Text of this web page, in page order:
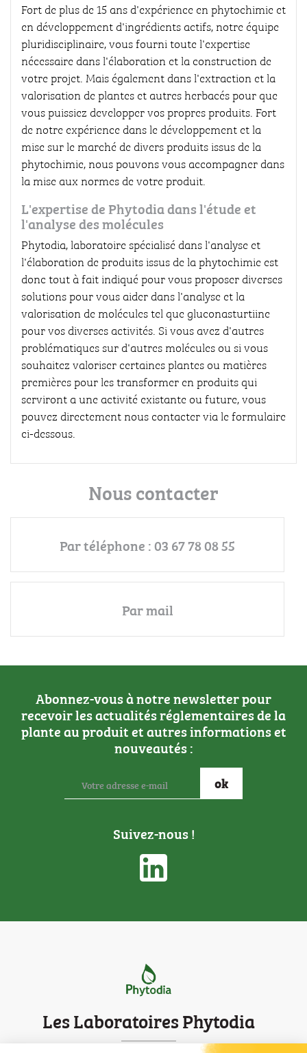
Fort de plus de 15 ans d'expérience en phytochimie et
en développement d'ingrédients actifs, notre équipe
pluridisciplinaire, vous fourni toute l'expertise
nécessaire dans l'élaboration et la construction de
votre projet. Mais également dans l'extraction et la
valorisation de plantes et autres herbacés pour que
vous puissiez developper vos propres produits. Fort
de notre expérience dans le développement et la
mise sur le marché de divers produits issus de la
phytochimie, nous pouvons vous accompagner dans
la mise aux normes de votre produit.
L'expertise de Phytodia dans l'étude et
l'analyse des molécules
Phytodia, laboratoire spécialisé dans l'analyse et
l'élaboration de produits issus de la phytochimie est
donc tout à fait indiqué pour vous proposer diverses
solutions pour vous aider dans l'analyse et la
valorisation de molécules tel que gluconasturtiine
pour vos diverses activités. Si vous avez d'autres
problématiques sur d'autres molécules ou si vous
souhaitez valoriser certaines plantes ou matières
premières pour les transformer en produits qui
serviront a une activité existante ou future, vous
pouvez directement nous contacter via le formulaire
ci-dessous.
Nous contacter
Par téléphone : 03 67 78 08 55
Par mail
Abonnez-vous à notre newsletter pour
recevoir les actualités réglementaires de la
plante au produit et autres informations et
nouveautés :
Suivez-nous !
Les Laboratoires Phytodia